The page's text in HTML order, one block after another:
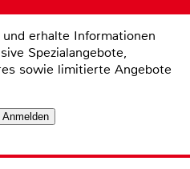
erhalte Informationen
Spezialangebote,
sowie limitierte Angebote